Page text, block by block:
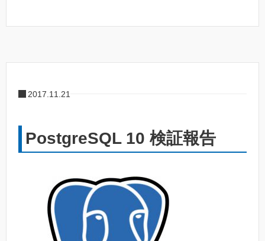
2017.11.21
PostgreSQL 10 検証報告